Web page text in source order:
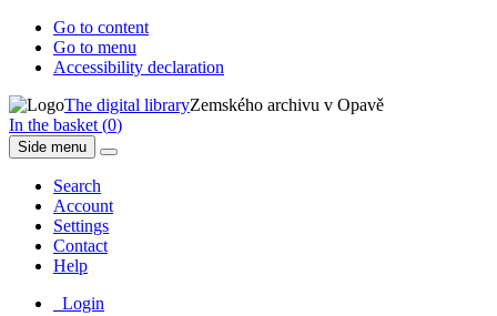
Go to content
Go to menu
Accessibility declaration
The digital libraryZemského archivu v Opavě
In the basket (0)
Side menu
Search
Account
Settings
Contact
Help
Login